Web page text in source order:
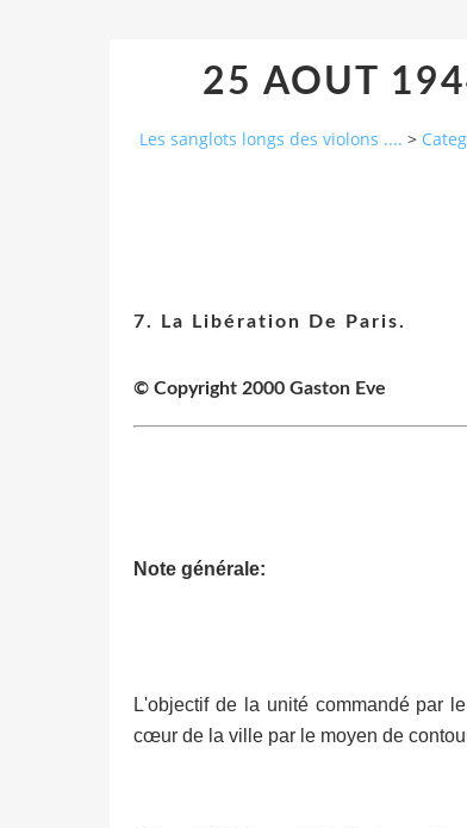
25 AOUT
Les sanglots longs des violons .... >
7. La Libération De Paris.
© Copyright 2000 Gaston Eve
Note générale:
L'objectif de la unité commandé par
cœur de la ville par le moyen de